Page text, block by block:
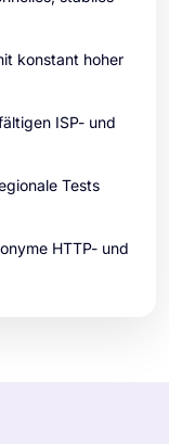
konstant hoher
ISP- und
Tests
HTTP- und